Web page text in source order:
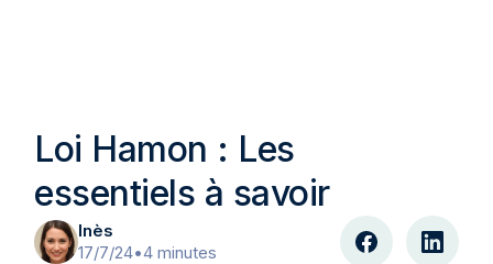
Loi Hamon : Les
essentiels à savoir
Inès
17/7/24•4 minutes